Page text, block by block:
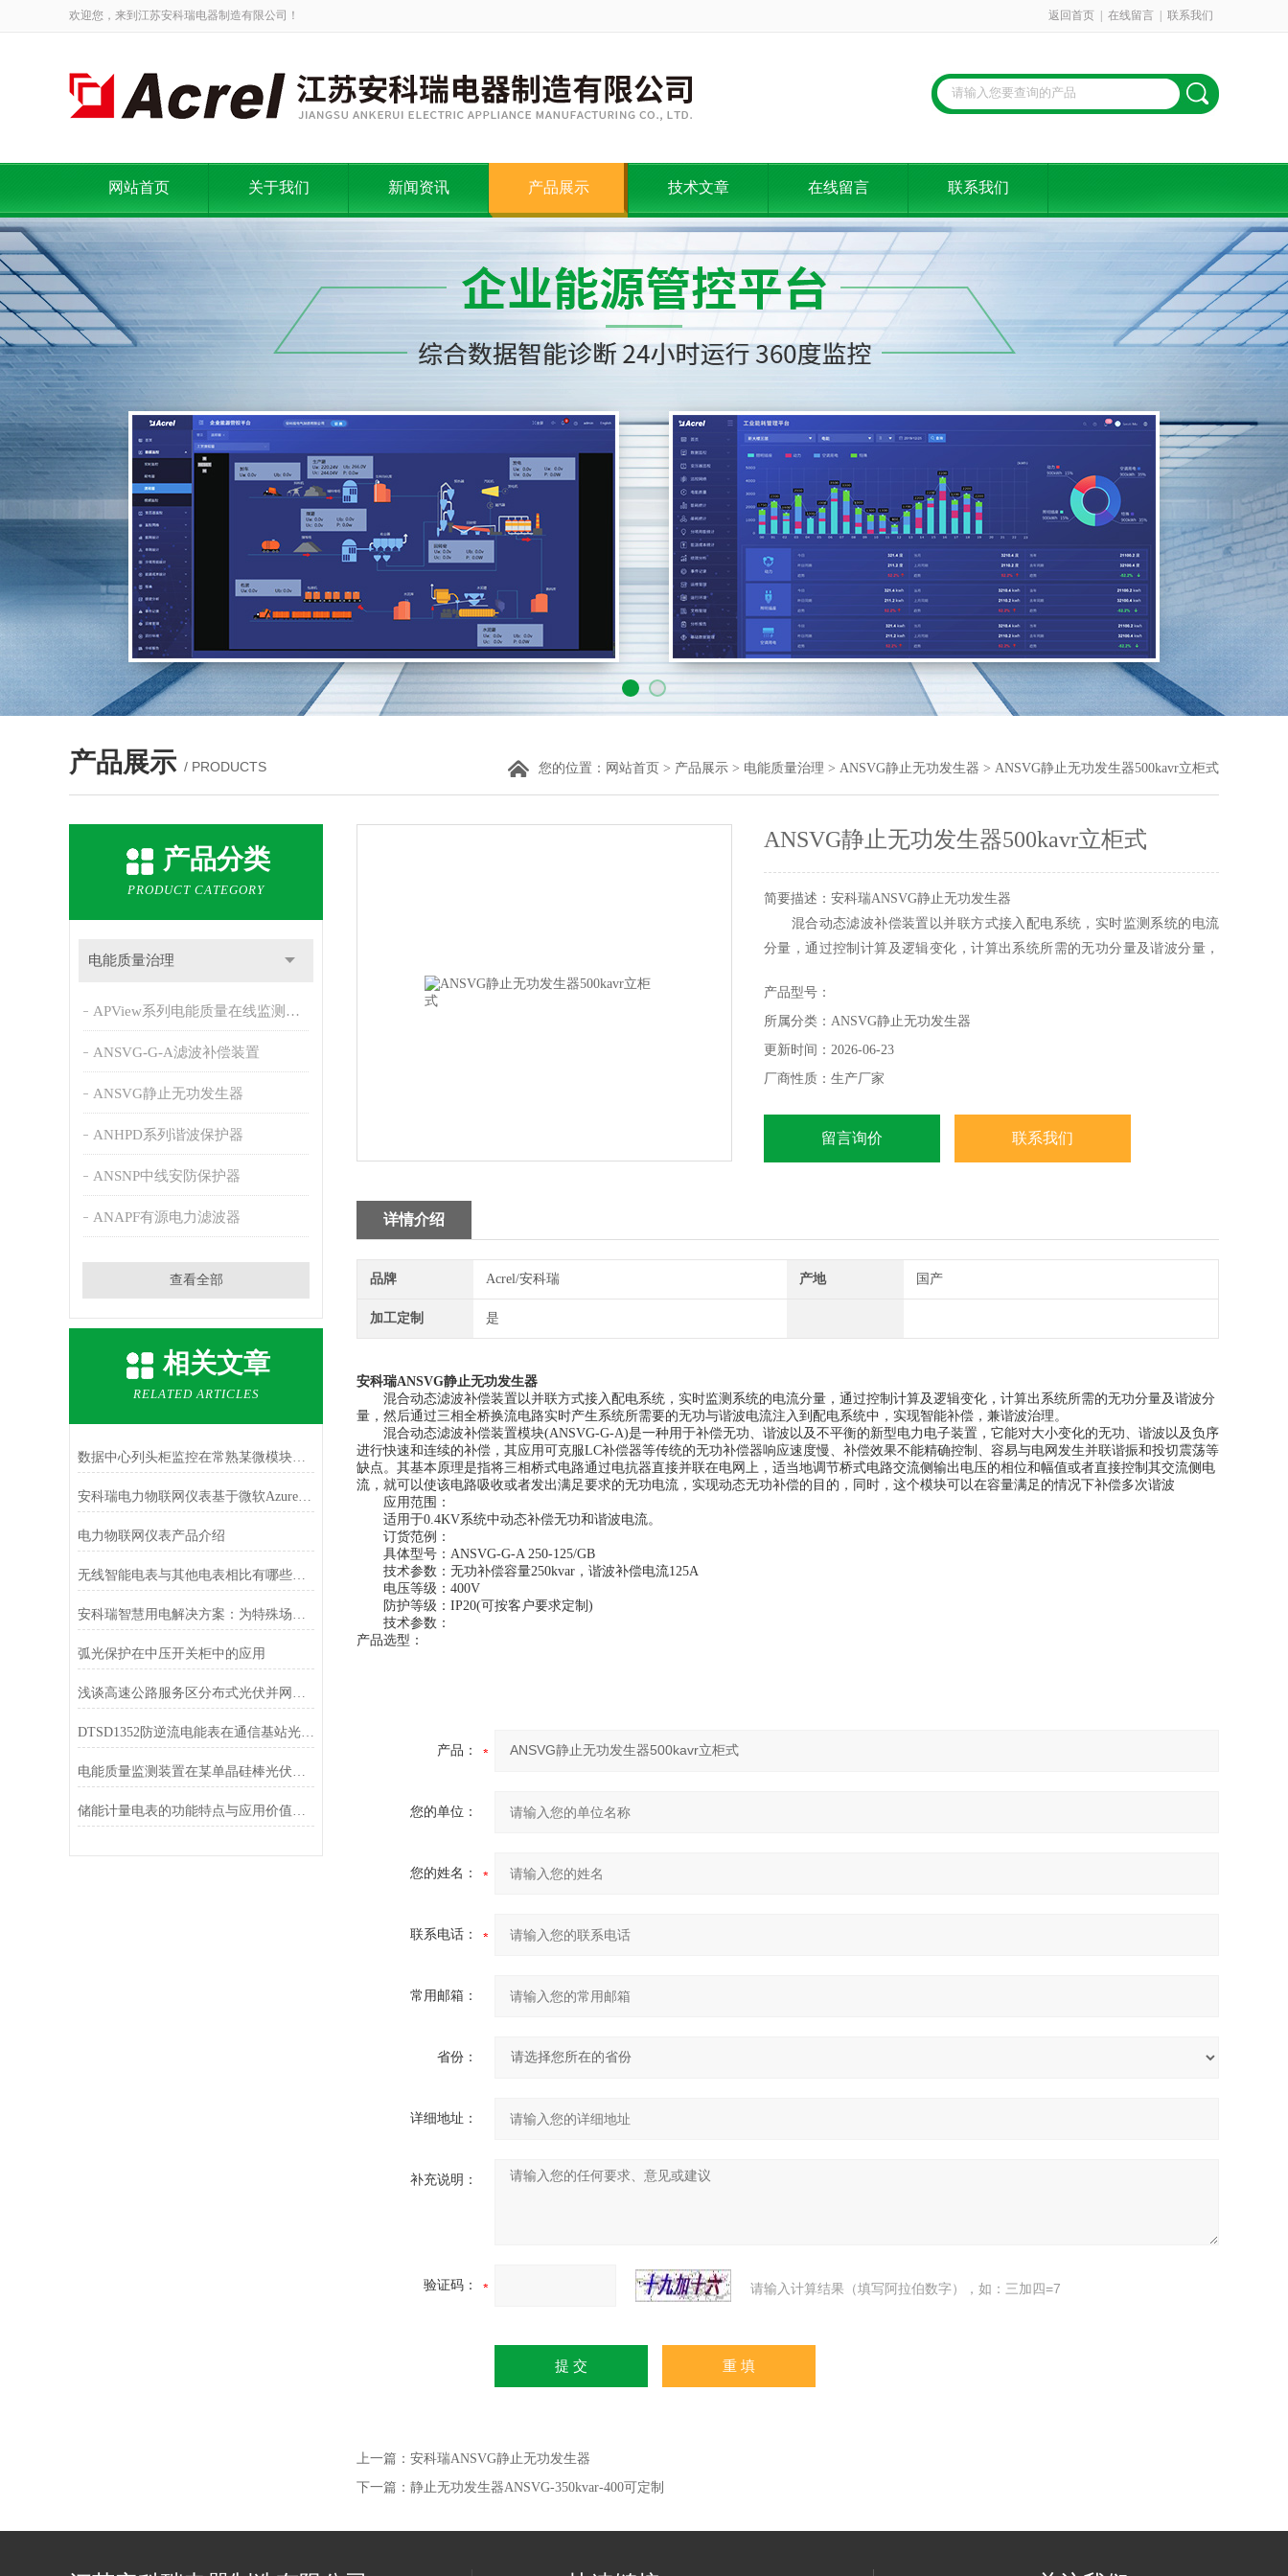
欢迎您，来到江苏安科瑞电器制造有限公司！ 返回首页 在线留言 联系我们
网站首页 关于我们 新闻资讯 产品展示 技术文章 在线留言 联系我们
产品展示 / PRODUCTS 您的位置： 网站首页 > 产品展示 > 电能质量治理 > ANSVG静止无功发生器 > ANSVG静止无功发生器500kavr立柜式
产品分类
PRODUCT CATEGORY
电能质量治理
APView系列电能质量在线监测装置
ANSVG-G-A滤波补偿装置
ANSVG静止无功发生器
ANHPD系列谐波保护器
ANSNP中线安防保护器
ANAPF有源电力滤波器
查看全部
相关文章
RELATED ARTICLES
数据中心列头柜监控在常熟某微模块中的应用
安科瑞电力物联网仪表基于微软Azure对接海外电力平台
电力物联网仪表产品介绍
无线智能电表与其他电表相比有哪些优势？
安科瑞智慧用电解决方案：为特殊场所筑牢用电安全防线
弧光保护在中压开关柜中的应用
浅谈高速公路服务区分布式光伏并网发电
DTSD1352防逆流电能表在通信基站光伏储能场景中的应用
电能质量监测装置在某单晶硅棒光伏产业基地的应用
储能计量电表的功能特点与应用价值解析
ANSVG静止无功发生器500kavr立柜式
简要描述：安科瑞ANSVG静止无功发生器
混合动态滤波补偿装置以并联方式接入配电系统，实时监测系统的电流
分量，通过控制计算及逻辑变化，计算出系统所需的无功分量及谐波分量，
电系统中，实现智能补偿，兼谐波治理。
产品型号：
所属分类：ANSVG静止无功发生器
更新时间：2026-06-23
厂商性质：生产厂家
留言询价 联系我们
详情介绍
品牌 Acrel/安科瑞 产地 国产
加工定制 是
安科瑞ANSVG静止无功发生器
混合动态滤波补偿装置以并联方式接入配电系统，实时监测系统的电流分量，通过控制计算及逻辑变化，计算出系统所需的无功分量及谐波分
量，然后通过三相全桥换流电路实时产生系统所需要的无功与谐波电流注入到配电系统中，实现智能补偿，兼谐波治理。
混合动态滤波补偿装置模块(ANSVG-G-A)是一种用于补偿无功、谐波以及不平衡的新型电力电子装置，它能对大小变化的无功、谐波以及负序
进行快速和连续的补偿，其应用可克服LC补偿器等传统的无功补偿器响应速度慢、补偿效果不能精确控制、容易与电网发生并联谐振和投切震荡等
缺点。其基本原理是指将三相桥式电路通过电抗器直接并联在电网上，适当地调节桥式电路交流侧输出电压的相位和幅值或者直接控制其交流侧电
流，就可以使该电路吸收或者发出满足要求的无功电流，实现动态无功补偿的目的，同时，这个模块可以在容量满足的情况下补偿多次谐波
应用范围：
适用于0.4KV系统中动态补偿无功和谐波电流。
订货范例：
具体型号：ANSVG-G-A 250-125/GB
技术参数：无功补偿容量250kvar，谐波补偿电流125A
电压等级：400V
防护等级：IP20(可按客户要求定制)
技术参数：
产品选型：
产品：
您的单位：
您的姓名：
联系电话：
常用邮箱：
省份：
详细地址：
补充说明：
验证码： 请输入计算结果（填写阿拉伯数字），如：三加四=7
上一篇： 安科瑞ANSVG静止无功发生器
下一篇： 静止无功发生器ANSVG-350kvar-400可定制